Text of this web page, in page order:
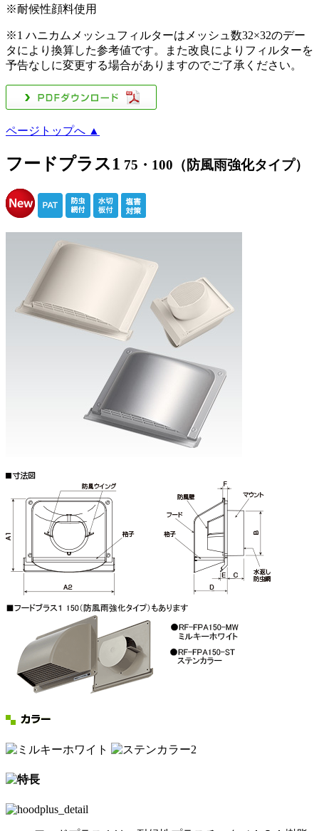
※耐候性顔料使用
※1 ハニカムメッシュフィルターはメッシュ数32×32のデー
タにより換算した参考値です。また改良によりフィルターを
予告なしに変更する場合がありますのでご了承ください。
ページトップへ ▲
フードプラス1 75・100（防風雨強化タイプ）